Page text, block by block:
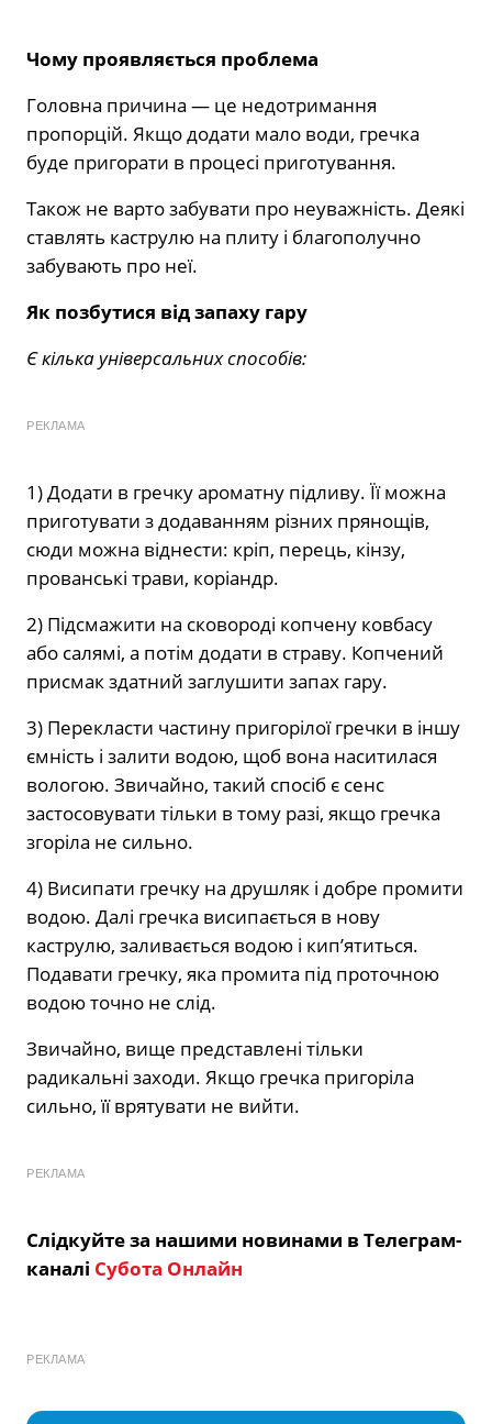
Чому проявляється проблема
Головна причина — це недотримання
пропорцій. Якщо додати мало води, гречка
буде пригорати в процесі приготування.
Також не варто забувати про неуважність. Деякі
ставлять каструлю на плиту і благополучно
забувають про неї.
Як позбутися від запаху гару
Є кілька універсальних способів:
РЕКЛАМА
1) Додати в гречку ароматну підливу. Її можна
приготувати з додаванням різних прянощів,
сюди можна віднести: кріп, перець, кінзу,
прованські трави, коріандр.
2) Підсмажити на сковороді копчену ковбасу
або салямі, а потім додати в страву. Копчений
присмак здатний заглушити запах гару.
3) Перекласти частину пригорілої гречки в іншу
ємність і залити водою, щоб вона наситилася
вологою. Звичайно, такий спосіб є сенс
застосовувати тільки в тому разі, якщо гречка
згоріла не сильно.
4) Висипати гречку на друшляк і добре промити
водою. Далі гречка висипається в нову
каструлю, заливається водою і кип’ятиться.
Подавати гречку, яка промита під проточною
водою точно не слід.
Звичайно, вище представлені тільки
радикальні заходи. Якщо гречка пригоріла
сильно, її врятувати не вийти.
РЕКЛАМА
Слідкуйте за нашими новинами в Телеграм-
каналі Субота Онлайн
РЕКЛАМА